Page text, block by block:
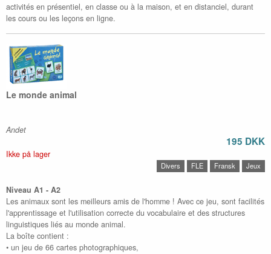
activités en présentiel, en classe ou à la maison, et en distanciel, durant
les cours ou les leçons en ligne.
Le monde animal
Andet
195 DKK
Ikke på lager
Divers FLE Fransk Jeux
Niveau A1 - A2
Les animaux sont les meilleurs amis de l'homme ! Avec ce jeu, sont facilités
l'apprentissage et l'utilisation correcte du vocabulaire et des structures
linguistiques liés au monde animal.
La boîte contient :
• un jeu de 66 cartes photographiques,